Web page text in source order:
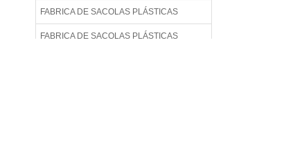
FABRICA DE SACOLAS PLÁSTICAS
FABRICA DE SACOLAS PLÁSTICAS